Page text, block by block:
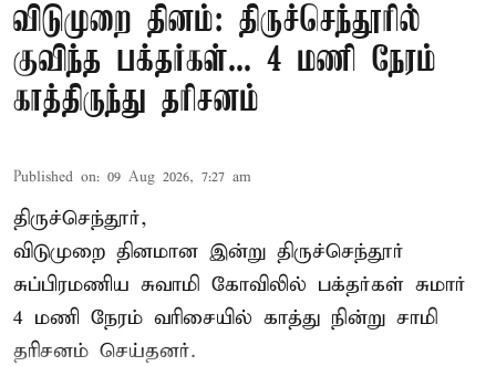
விடுமுறை தினம்: திருச்செந்தூரில்
குவிந்த பக்தர்கள்... 4 மணி நேரம்
காத்திருந்து தரிசனம்
Published on: 09 Aug 2026, 7:27 am
திருச்செந்தூர்,
விடுமுறை தினமான இன்று திருச்செந்தூர்
சுப்பிரமணிய சுவாமி கோவிலில் பக்தர்கள் சுமார்
4 மணி நேரம் வரிசையில் காத்து நின்று சாமி
தரிசனம் செய்தனர்.